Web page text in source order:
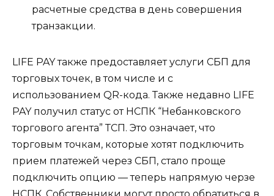
расчетные средства в день совершения
транзакции.
LIFE PAY также предоставляет услуги СБП для
торговых точек, в том числе и с
использованием QR-кода. Также недавно LIFE
PAY получил статус от НСПК “Небанковского
торгового агента” ТСП. Это означает, что
торговым точкам, которые хотят подключить
прием платежей через СБП, стало проще
подключить опцию — теперь напрямую черзе